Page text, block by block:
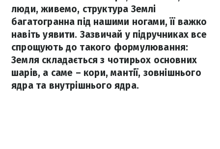
люди, живемо, структура Землі
багатогранна під нашими ногами, її важко
навіть уявити. Зазвичай у підручниках все
спрощують до такого формулювання:
Земля складається з чотирьох основних
шарів, а саме – кори, мантії, зовнішнього
ядра та внутрішнього ядра.